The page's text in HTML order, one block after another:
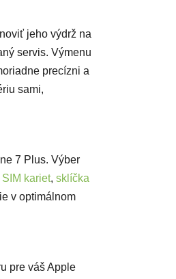
jeho výdrž na
servis. Výmenu
precízni a
sami,
7 Plus. Výber
kariet, sklíčka
v optimálnom
pre váš Apple